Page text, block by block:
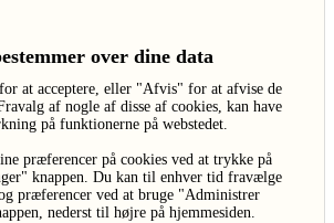
over dine data
at acceptere, eller "Afvis" for at afvise de
af nogle af disse af cookies, kan have
på funktionerne på webstedet.
præferencer på cookies ved at trykke på
knappen. Du kan til enhver tid fravælge
præferencer ved at bruge "Administrer
nederst til højre på hjemmesiden.